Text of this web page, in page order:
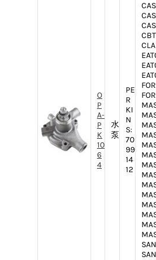
O
P
A-
P
K
10
6
4
水
泵
PE
R
KI
N
S:
70
99
14
12